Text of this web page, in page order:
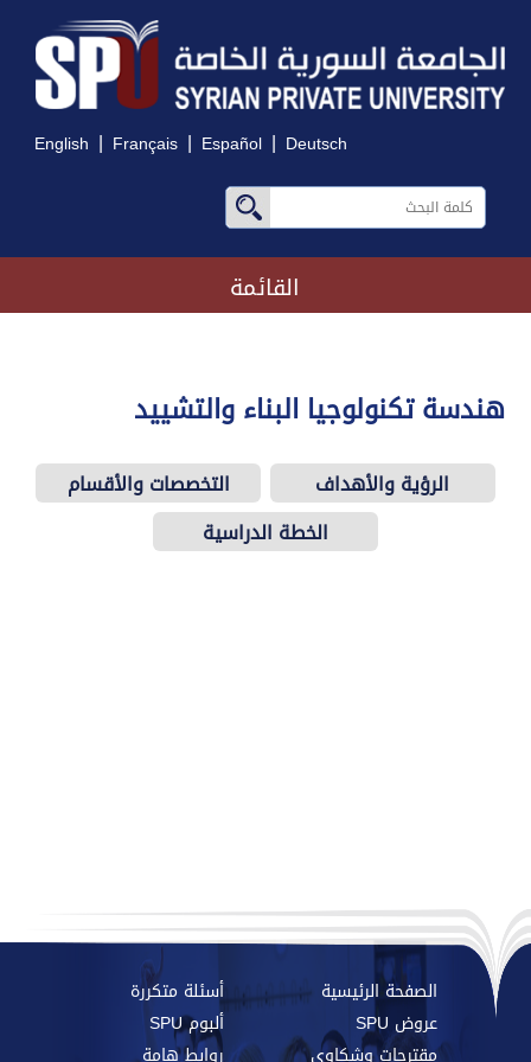
English | Français | Español | Deutsch
القائمة
هندسة تكنولوجيا البناء والتشييد
الرؤية والأهداف
التخصصات والأقسام
الخطة الدراسية
الصفحة الرئيسية
أسئلة متكررة
عروض SPU
ألبوم SPU
مقترحات وشكاوي
روابط هامة